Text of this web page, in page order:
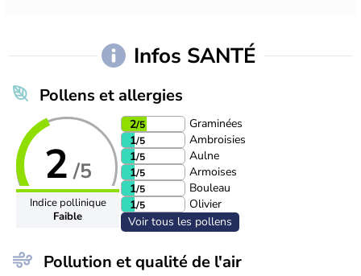
Infos SANTÉ
Pollens et allergies
2 /5
Indice pollinique
Faible
2/5
Graminées
1/5
Ambroisies
1/5
Aulne
1/5
Armoises
1/5
Bouleau
1/5
Olivier
Voir tous les pollens
Pollution et qualité de l'air